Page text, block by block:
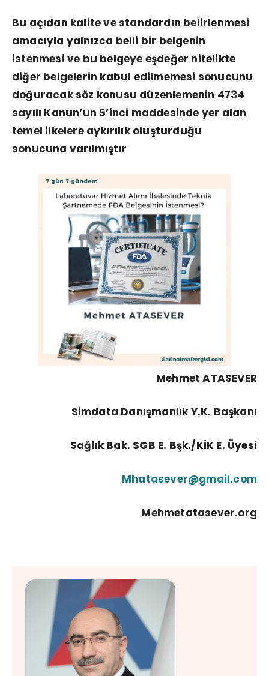
Bu açıdan kalite ve standardın belirlenmesi
amacıyla yalnızca belli bir belgenin
istenmesi ve bu belgeye eşdeğer nitelikte
diğer belgelerin kabul edilmemesi sonucunu
doğuracak söz konusu düzenlemenin 4734
sayılı Kanun’un 5’inci maddesinde yer alan
temel ilkelere aykırılık oluşturduğu
sonucuna varılmıştır
Mehmet ATASEVER
Simdata Danışmanlık Y.K. Başkanı
Sağlık Bak. SGB E. Bşk./KİK E. Üyesi
Mhatasever@gmail.com
Mehmetatasever.org